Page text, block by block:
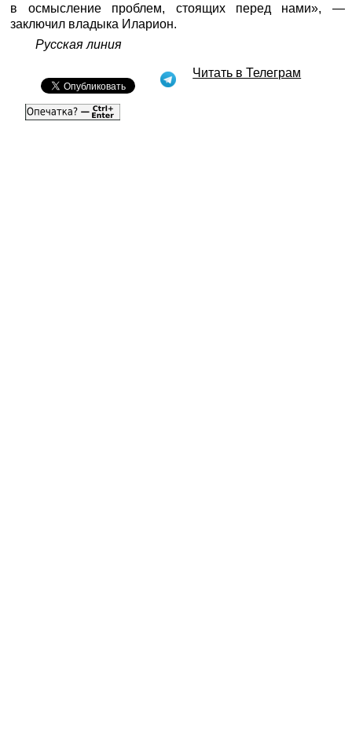
в осмысление проблем, стоящих перед нами», —
заключил владыка Иларион.
Русская линия
Читать в Телеграм